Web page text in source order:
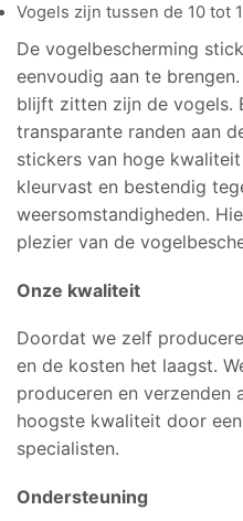
Vogels zijn tussen de 10 tot
De vogelbescherming
eenvoudig aan te
blijft zitten zijn de vogels.
transparante randen aan
stickers van hoge
kleurvast en bestendig
weersomstandigheden.
plezier van de
Onze kwaliteit
Doordat we zelf
en de kosten het laagst.
produceren en verzenden
hoogste kwaliteit door
specialisten.
Ondersteuning